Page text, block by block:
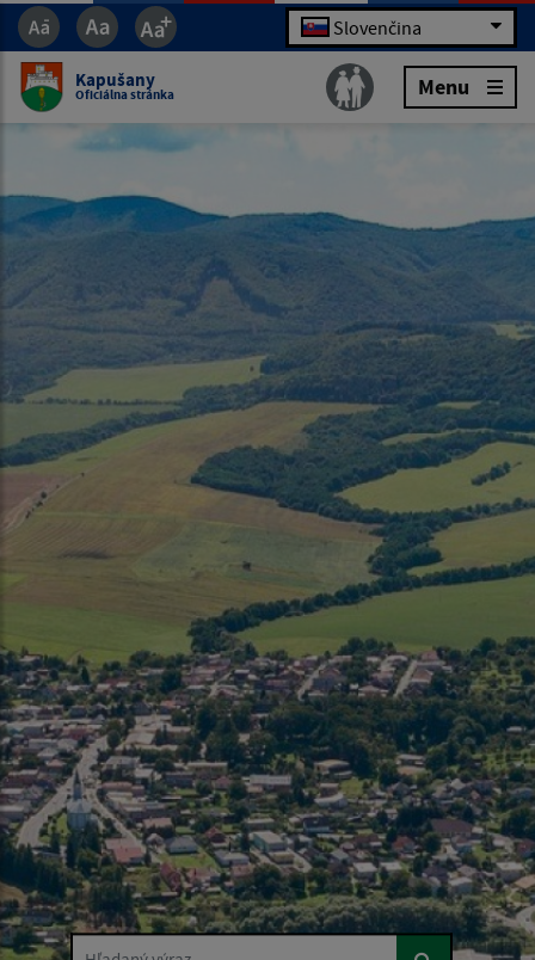
Slovenčina
Kapušany
Oficiálna stránka Menu
Hľadaný výraz...